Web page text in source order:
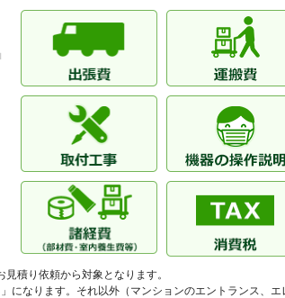
小山セレブラール松戸
サンマンションアトレ松
ジェイシティ松戸ヴィ
シャンノール松戸
新松戸アゼリアパークハ
新松戸西パークハウス
新松戸ファミールハイツ
ソフィア松戸
ダイアパレス常盤平
大栄ビル
積り依頼から対象となります。
になります。それ以外（マンションのエントランス、